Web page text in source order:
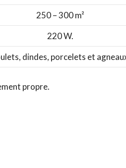
250 – 300 m²
220 W.
dindes, porcelets et
propre.